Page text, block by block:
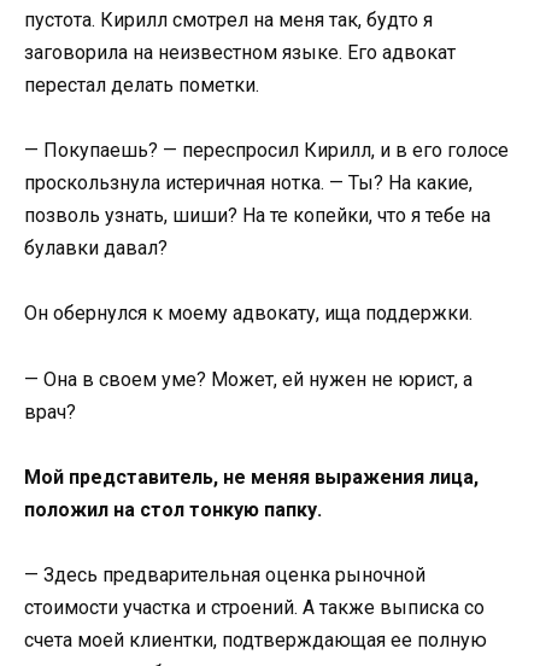
пустота. Кирилл смотрел на меня так, будто я
заговорила на неизвестном языке. Его адвокат
перестал делать пометки.
— Покупаешь? — переспросил Кирилл, и в его голосе
проскользнула истеричная нотка. — Ты? На какие,
позволь узнать, шиши? На те копейки, что я тебе на
булавки давал?
Он обернулся к моему адвокату, ища поддержки.
— Она в своем уме? Может, ей нужен не юрист, а
врач?
Мой представитель, не меняя выражения лица,
положил на стол тонкую папку.
— Здесь предварительная оценка рыночной
стоимости участка и строений. А также выписка со
счета моей клиентки, подтверждающая ее полную